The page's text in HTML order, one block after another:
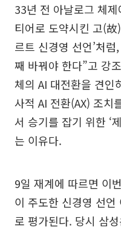
33년 전 아날로그 체
티어로 도약시킨 고(
르트 신경영 선언’처
째 바꿔야 한다”고 강
체의 AI 대전환을 견인
사적 AI 전환(AX) 조치
서 승기를 잡기 위한 ‘
는 이유다.
9일 재계에 따르면 이
이 주도한 신경영 선
로 평가된다. 당시 삼